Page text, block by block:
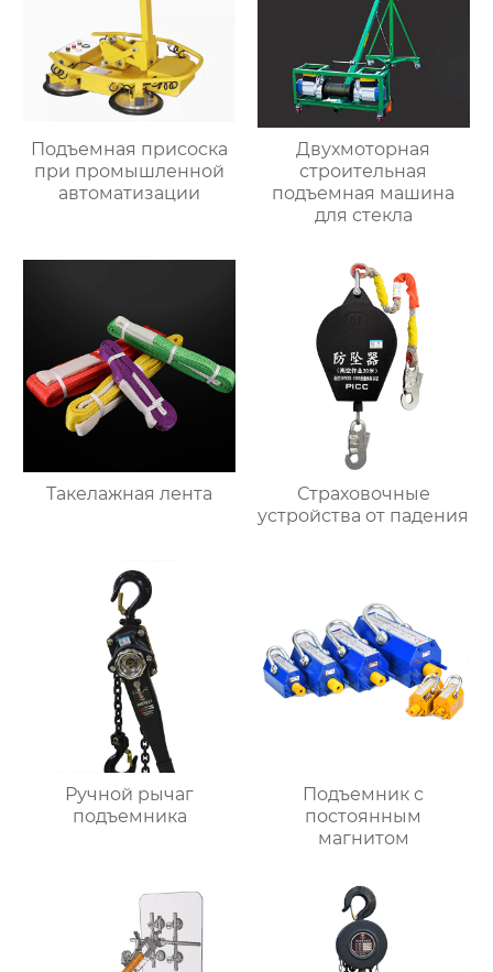
Подъемная присоска
при промышленной
автоматизации
Двухмоторная
строительная
подъемная машина
для стекла
Такелажная лента
Страховочные
устройства от падения
Ручной рычаг
подъемника
Подъемник с
постоянным
магнитом